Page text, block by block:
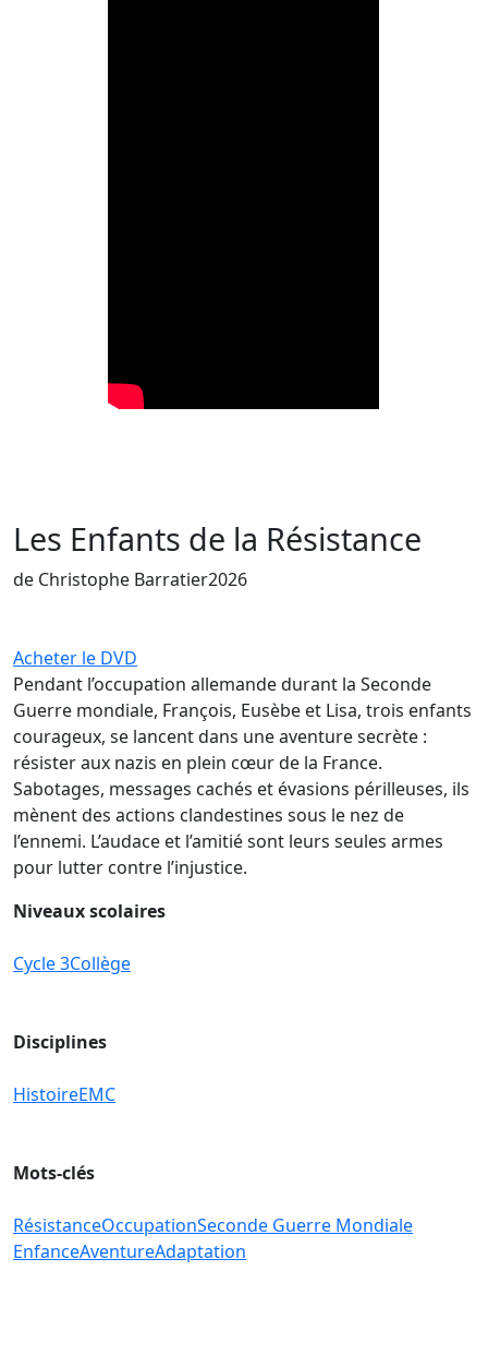
Les Enfants de la Résistance
de Christophe Barratier2026
Acheter le DVD
Pendant l’occupation allemande durant la Seconde
Guerre mondiale, François, Eusèbe et Lisa, trois enfants
courageux, se lancent dans une aventure secrète :
résister aux nazis en plein cœur de la France.
Sabotages, messages cachés et évasions périlleuses, ils
mènent des actions clandestines sous le nez de
l’ennemi. L’audace et l’amitié sont leurs seules armes
pour lutter contre l’injustice.
Niveaux scolaires
Cycle 3Collège
Disciplines
HistoireEMC
Mots-clés
RésistanceOccupationSeconde Guerre Mondiale
EnfanceAventureAdaptation